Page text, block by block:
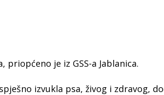
priopćeno je iz GSS-a Jablanica.
izvukla psa, živog i zdravog,